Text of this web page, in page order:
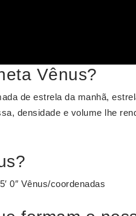
Vênus?
de estrela da manhã,
densidade e volume lhe
0″ Vênus/coordenadas